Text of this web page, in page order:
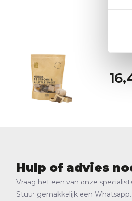
Hulp of advies
Vraag het een van onze
Stuur gemakkelijk een Whatsapp.